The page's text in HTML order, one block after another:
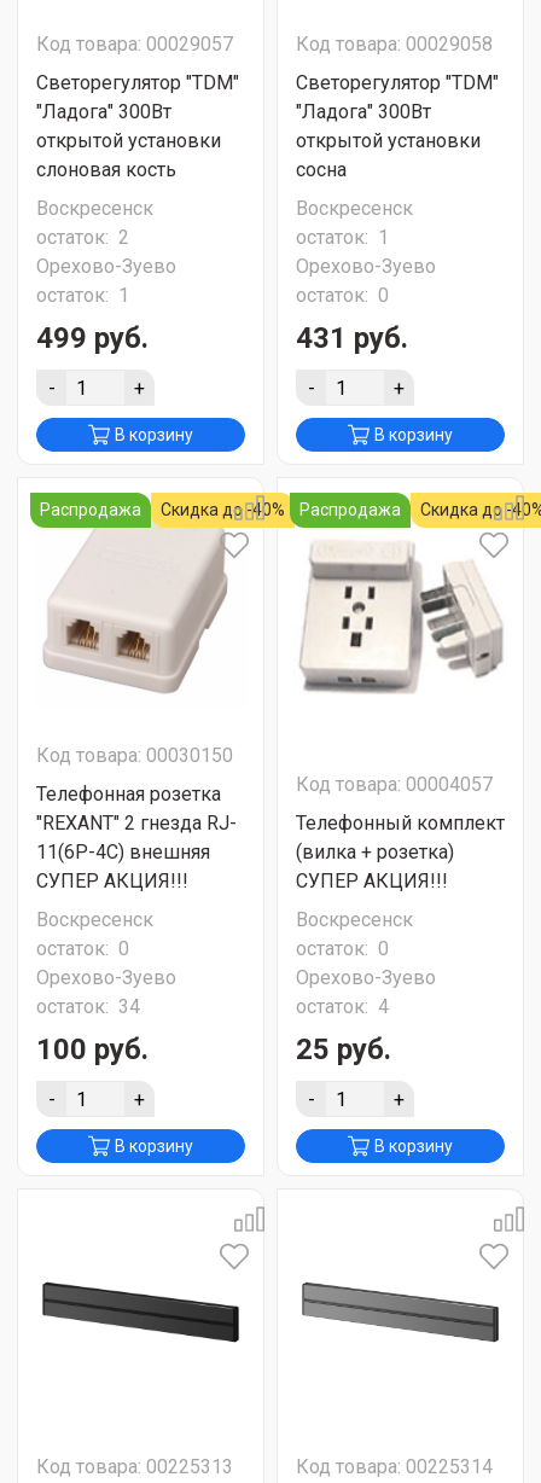
Код товара: 00029057
Светорегулятор "ТDМ"
"Ладога" 300Вт
открытой установки
слоновая кость
Воскресенск
остаток: 2
Орехово-Зуево
остаток: 1
499 руб.
- +
В корзину
Код товара: 00029058
Светорегулятор "ТDМ"
"Ладога" 300Вт
открытой установки
сосна
Воскресенск
остаток: 1
Орехово-Зуево
остаток: 0
431 руб.
- +
В корзину
Распродажа Скидка до -40%
Код товара: 00030150
Телефонная розетка
"REXANT" 2 гнезда RJ-
11(6P-4C) внешняя
СУПЕР АКЦИЯ!!!
Воскресенск
остаток: 0
Орехово-Зуево
остаток: 34
100 руб.
- +
В корзину
Распродажа Скидка до -
Код товара: 00004057
Телефонный комплект
(вилка + розетка)
СУПЕР АКЦИЯ!!!
Воскресенск
остаток: 0
Орехово-Зуево
остаток: 4
25 руб.
- +
В корзину
Код товара: 00225313
Код товара: 00225314